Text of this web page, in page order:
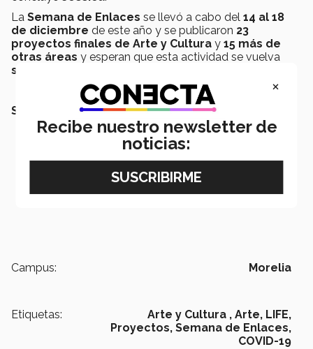
La Semana de Enlaces se llevó a cabo del 14 al 18
de diciembre de este año y se publicaron 23
proyectos finales de Arte y Cultura y 15 más de
otras áreas y esperan que esta actividad se vuelva
semestral
SEGURO QUERRÁS LEER:
Campus: Morelia
Etiquetas: Arte y Cultura , Arte, LIFE,
Proyectos, Semana de Enlaces,
COVID-19
×
Recibe nuestro newsletter de
noticias: